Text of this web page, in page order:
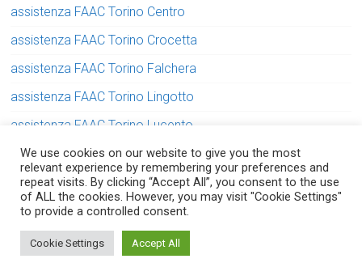
assistenza FAAC Torino Centro
assistenza FAAC Torino Crocetta
assistenza FAAC Torino Falchera
assistenza FAAC Torino Lingotto
assistenza FAAC Torino Lucento
assistenza FAAC Torino Madonna di Campagna
assistenza FAAC Torino Mirafiori
assistenza FAAC Torino Parella
assistenza FAAC Torino Pozzo Strada
We use cookies on our website to give you the most
relevant experience by remembering your preferences and
repeat visits. By clicking “Accept All”, you consent to the use
of ALL the cookies. However, you may visit "Cookie Settings"
to provide a controlled consent.
Cookie Settings Accept All
Serve aiuto? Chiedi con fiducia!